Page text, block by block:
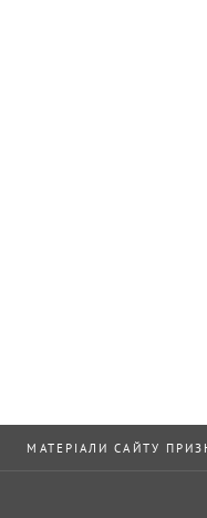
МАТЕРІАЛИ САЙТУ